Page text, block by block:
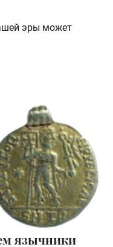
эры может
язычники